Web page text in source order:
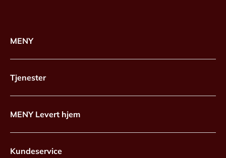
MENY
Tjenester
MENY Levert hjem
Kundeservice